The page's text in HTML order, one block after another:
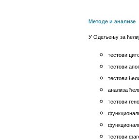
Методе и анализе
У Одељењу за
тестови
тестови
тестови
анализа
тестови
тестови